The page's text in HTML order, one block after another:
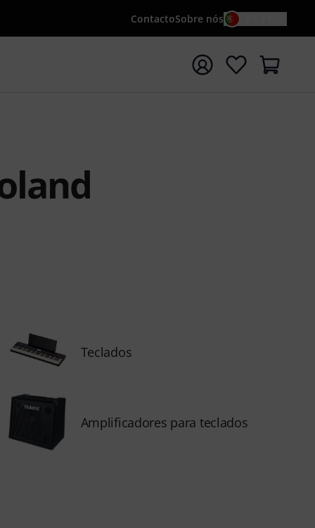
ContactoSobre nós
pesquisa com o termo de pesquisa {searchTerm}
Teclados
Amplificadores para teclados